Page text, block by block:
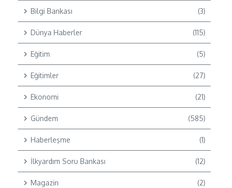
Bilgi Bankası (3)
Dünya Haberler (115)
Eğitim (5)
Eğitimler (27)
Ekonomi (21)
Gündem (585)
Haberleşme (1)
İlkyardım Soru Bankası (12)
Magazin (2)